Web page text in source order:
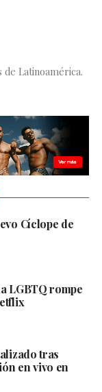
Latinoamérica.
Cíclope de
LGBTQ rompe
tras
en vivo en